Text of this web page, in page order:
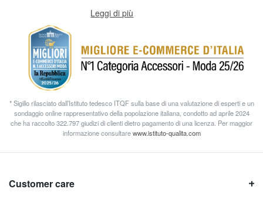
Leggi di più
* Sigillo rilasciato dall’Istituto tedesco ITQF sulla base di una valutazione di esperti e un
sondaggio online rappresentativo della popolazione italiana, condotto ad aprile 2024
che ha raccolto 322.797 giudizi di clienti dietro pagamento di una licenza. Per maggior
informazione consultarewww.istituto-qualita.com
Customer care